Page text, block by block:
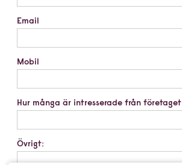
Email
Mobil
Hur många är intresserade från företaget
Övrigt: